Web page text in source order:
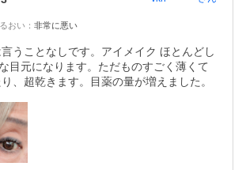
おい ： 非常に悪い
うことなしです。アイメイク ほとんどし
目元になります。ただものすごく薄くて
、超乾きます。目薬の量が増えました。